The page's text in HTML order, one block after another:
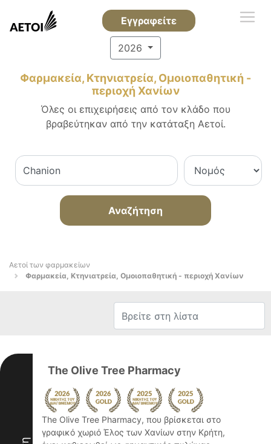
Εγγραφείτε
2026
Φαρμακεία, Κτηνιατρεία, Ομοιοπαθητική -
περιοχή Χανίων
Όλες οι επιχειρήσεις από τον κλάδο που
βραβεύτηκαν από την κατάταξη Αετοί.
Αναζήτηση
Αετοί των φαρμακείων
Φαρμακεία, Κτηνιατρεία, Ομοιοπαθητική - περιοχή Χανίων
The Olive Tree Pharmacy
The Olive Tree Pharmacy, που βρίσκεται στο
γραφικό χωριό Έλος των Χανίων στην Κρήτη,